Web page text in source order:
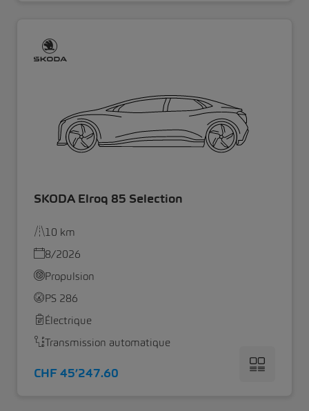
SKODA Elroq 85 Selection
10 km
8/2026
Propulsion
PS 286
Électrique
Transmission automatique
CHF 45’247.60